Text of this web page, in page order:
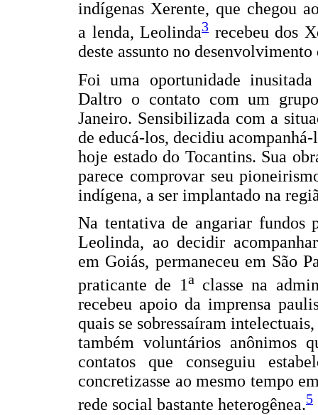
indígenas Xerente, que chegou
a lenda, Leolinda3 recebeu dos
deste assunto no
Foi uma oportunidade
Daltro o contato com um
Janeiro. Sensibilizada com a
de educá-los, decidiu
hoje estado do Tocantins. Sua
parece comprovar seu
indígena, a ser implantado na
Na tentativa de angariar fundos
Leolinda, ao decidir
em Goiás, permaneceu em São
praticante de 1aclasse na
recebeu apoio da imprensa
quais se sobressaíram
também voluntários anônimos
contatos que conseguiu
concretizasse ao mesmo tempo
rede social bastante heterogênea.5